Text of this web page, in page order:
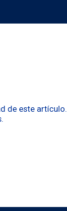
de este artículo.